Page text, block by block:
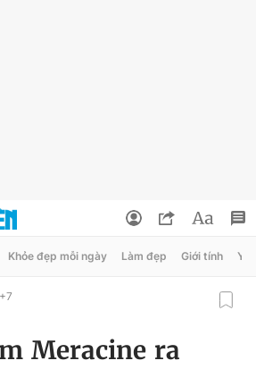
BÁO
Khỏe đẹp mỗi ngày Làm đẹp Giới tính Y
Meracine ra